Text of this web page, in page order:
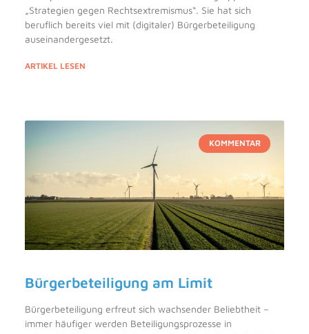
„Strategien gegen Rechtsextremismus“. Sie hat sich
beruflich bereits viel mit (digitaler) Bürgerbeteiligung
auseinandergesetzt.
ARTIKEL LESEN
KOMMENTAR
Bürgerbeteiligung am Limit
Bürgerbeteiligung erfreut sich wachsender Beliebtheit –
immer häufiger werden Beteiligungsprozesse in